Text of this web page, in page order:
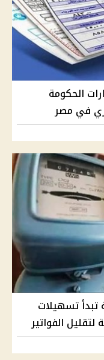
2026 بعد قرارات الحكومة
في مصر
تبدأ تسهيلات
الفواتير